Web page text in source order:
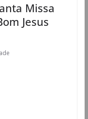
Missa
Jesus